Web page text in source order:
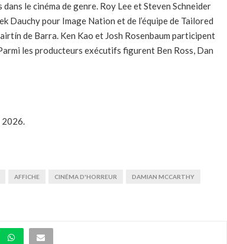
le cinéma de genre. Roy Lee et Steven Schneider
Dauchy pour Image Nation et de l’équipe de Tailored
de Barra. Ken Kao et Josh Rosenbaum participent
les producteurs exécutifs figurent Ben Ross, Dan
2026.
AFFICHE CINÉMA D'HORREUR DAMIAN MCCARTHY